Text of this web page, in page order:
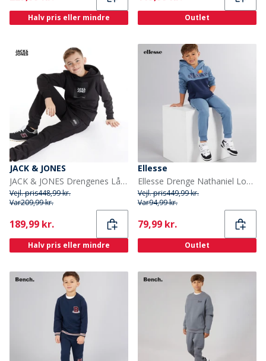
Halv pris eller mindre Outlet
JACK & JONES
JACK & JONES Drengenes Lås Træningsdragt Sort
Vejl. pris448,99 kr.
Var209,99 kr.
Current
189,99 kr.
Halv pris eller mindre
Ellesse
Ellesse Drenge Nathaniel Logo Træningsdragt Blå
Vejl. pris449,99 kr.
Var94,99 kr.
Current
79,99 kr.
Outlet